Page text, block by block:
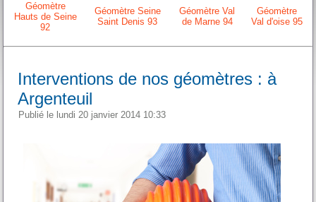
Géomètre
Hauts de Seine
92
Géomètre Seine
Saint Denis 93
Géomètre Val
de Marne 94
Géomètre
Val d'oise 95
Interventions de nos géomètres : à
Argenteuil
Publié le lundi 20 janvier 2014 10:33